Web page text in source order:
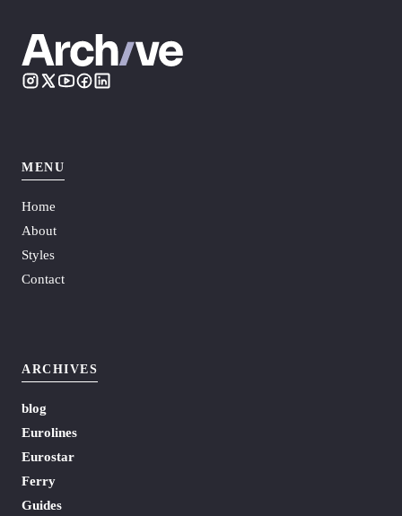
MENU
Home
About
Styles
Contact
ARCHIVES
blog
Eurolines
Eurostar
Ferry
Guides